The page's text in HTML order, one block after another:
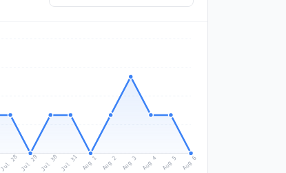
Jul 28 Jul 29 Jul 30 Jul 31 Aug 1 Aug 2 Aug 3 Aug 4 Aug 5 Aug 6